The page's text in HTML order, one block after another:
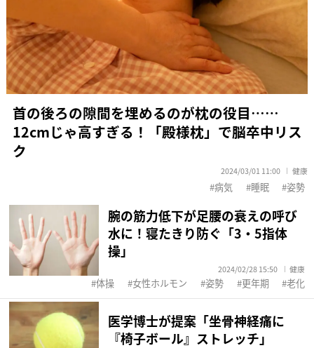
首の後ろの隙間を埋めるのが枕の役目……
12cmじゃ高すぎる！「殿様枕」で脳卒中リス
ク
2024/03/01 11:00 健康
病気 睡眠 姿勢
腕の筋力低下が足腰の衰えの呼び
水に！寝たきり防ぐ「3・5指体
操」
2024/02/28 15:50 健康
体操 女性ホルモン 姿勢 更年期 老化
医学博士が提案「坐骨神経痛に
『椅子ボール』ストレッチ」